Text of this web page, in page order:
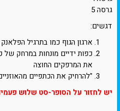
גרסה 5
דגשים:
ארגון הגוף כמו בתרגיל
כפות ידיים מונחות במרחק של
את המרפקים החוצה
"להרחיק את הכתפיים
יש לחזור על הסופר-סט שלוש